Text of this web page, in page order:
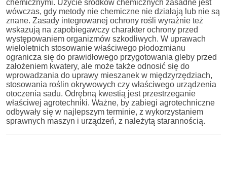
chemicznymi. Użycie środków chemicznych zasadne jest
wówczas, gdy metody nie chemiczne nie działają lub nie są
znane. Zasady integrowanej ochrony rośli wyraźnie też
wskazują na zapobiegawczy charakter ochrony przed
występowaniem organizmów szkodliwych. W uprawach
wieloletnich stosowanie właściwego płodozmianu
ogranicza się do prawidłowego przygotowania gleby przed
założeniem kwatery, ale może także odnosić się do
wprowadzania do uprawy mieszanek w międzyrzędziach,
stosowania roślin okrywowych czy właściwego urządzenia
otoczenia sadu. Odrębną kwestią jest przestrzeganie
właściwej agrotechniki. Ważne, by zabiegi agrotechniczne
odbywały się w najlepszym terminie, z wykorzystaniem
sprawnych maszyn i urządzeń, z należytą starannością.